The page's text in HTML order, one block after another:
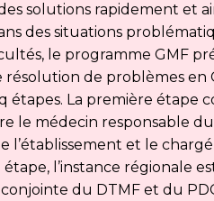
solutions rapidement et
des situations
le programme GMF
résolution de problèmes en
étapes. La première étape
le médecin responsable du
l’établissement et le
l’instance régionale
du DTMF et du